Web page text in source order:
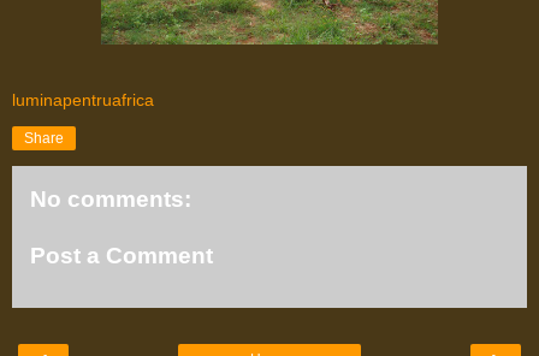
luminapentruafrica
Share
No comments:
Post a Comment